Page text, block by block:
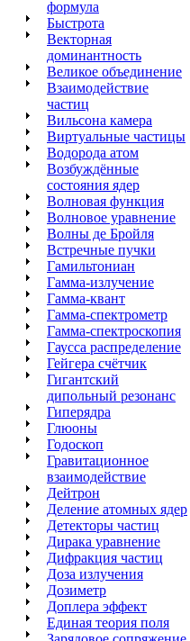
формула
Быстрота
Векторная
доминантность
Великое объединение
Взаимодействие
частиц
Вильсона камера
Виртуальные частицы
Водорода атом
Возбуждённые
состояния ядер
Волновая функция
Волновое уравнение
Волны де Бройля
Встречные пучки
Гамильтониан
Гамма-излучение
Гамма-квант
Гамма-спектрометр
Гамма-спектроскопия
Гаусса распределение
Гейгера счётчик
Гигантский
дипольный резонанс
Гиперядра
Глюоны
Годоскоп
Гравитационное
взаимодействие
Дейтрон
Деление атомных ядер
Детекторы частиц
Дирака уравнение
Дифракция частиц
Доза излучения
Дозиметр
Доплера эффект
Единая теория поля